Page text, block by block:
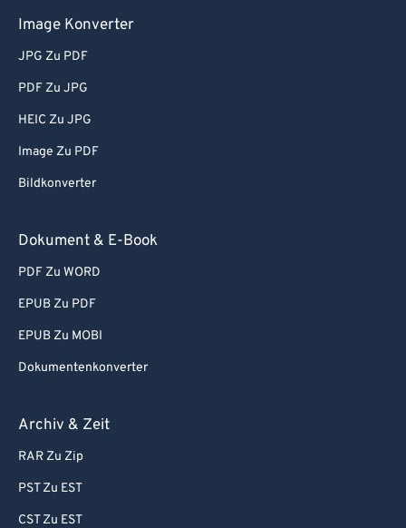
Image Konverter
JPG Zu PDF
PDF Zu JPG
HEIC Zu JPG
Image Zu PDF
Bildkonverter
Dokument & E-Book
PDF Zu WORD
EPUB Zu PDF
EPUB Zu MOBI
Dokumentenkonverter
Archiv & Zeit
RAR Zu Zip
PST Zu EST
CST Zu EST